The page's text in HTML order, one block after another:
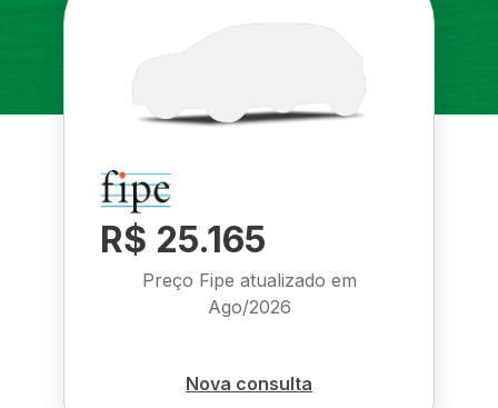
R$ 25.165
Preço Fipe atualizado em
Ago/2026
Nova consulta